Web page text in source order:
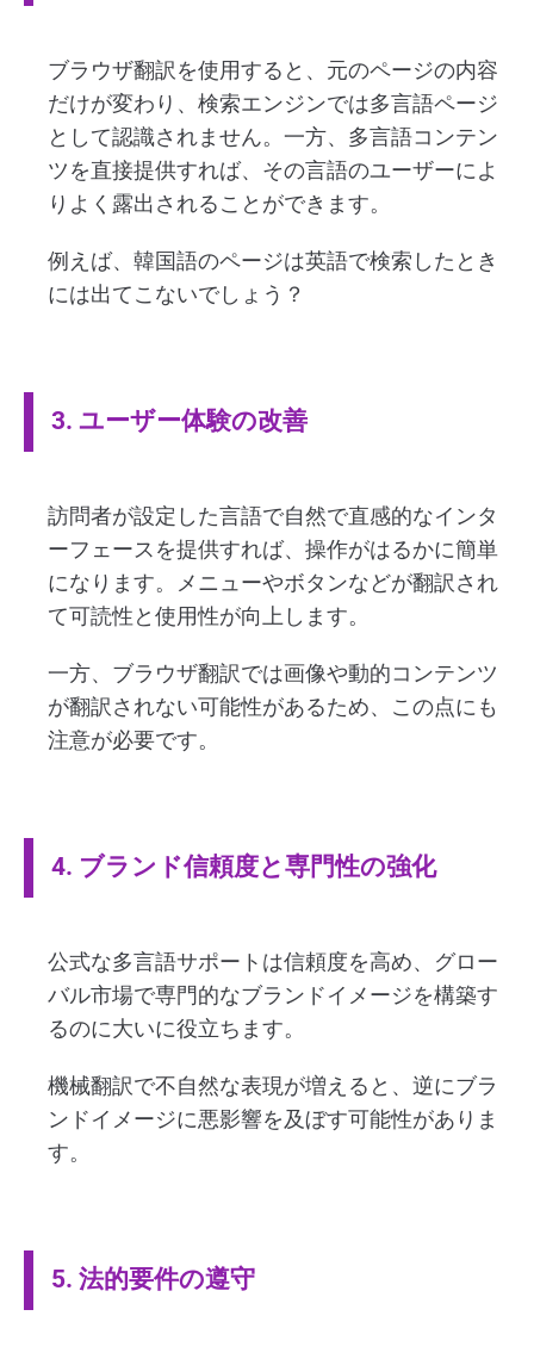
ブラウザ翻訳を使用すると、元のページの内容
だけが変わり、検索エンジンでは多言語ページ
として認識されません。一方、多言語コンテン
ツを直接提供すれば、その言語のユーザーによ
りよく露出されることができます。
例えば、韓国語のページは英語で検索したとき
には出てこないでしょう？
3. ユーザー体験の改善
訪問者が設定した言語で自然で直感的なインタ
ーフェースを提供すれば、操作がはるかに簡単
になります。メニューやボタンなどが翻訳され
て可読性と使用性が向上します。
一方、ブラウザ翻訳では画像や動的コンテンツ
が翻訳されない可能性があるため、この点にも
注意が必要です。
4. ブランド信頼度と専門性の強化
公式な多言語サポートは信頼度を高め、グロー
バル市場で専門的なブランドイメージを構築す
るのに大いに役立ちます。
機械翻訳で不自然な表現が増えると、逆にブラ
ンドイメージに悪影響を及ぼす可能性がありま
す。
5. 法的要件の遵守